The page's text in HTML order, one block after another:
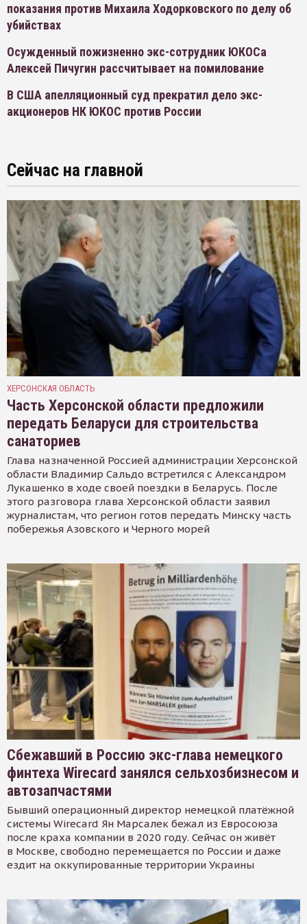
показания против Михаила Ходорковского по делу об
убийствах
Осужденный пожизненно экс-сотрудник ЮКОСа
Алексей Пичугин рассчитывает на помилование
В США апелляционный суд прекратил дело экс-
акционеров НК ЮКОС против России
Сейчас на главной
ХЕРСОНСКАЯ ОБЛАСТЬ
Часть Херсонской области предложили
передать Беларуси для строительства
санаториев
Глава назначенной Россией администрации Херсонской
области Владимир Сальдо встретился с Александром
Лукашенко в ходе своей поездки в Беларусь. После
этого разговора глава Херсонской области заявил
журналистам, что регион готов передать Минску часть
побережья Азовского и Черного морей
Сбежавший в Россию экс-глава немецкого
финтеха Wirecard занялся сельхозбизнесом и
автозапчастями
Бывший операционный директор немецкой платёжной
системы Wirecard Ян Марсалек бежал из Евросоюза
после краха компании в 2020 году. Сейчас он живёт
в Москве, свободно перемещается по России и даже
ездит на оккупированные территории Украины